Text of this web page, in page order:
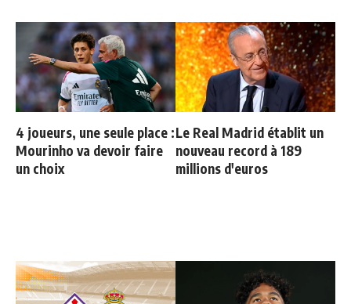
4 joueurs, une seule place :
Mourinho va devoir faire
un choix
Le Real Madrid établit un
nouveau record à 189
millions d'euros